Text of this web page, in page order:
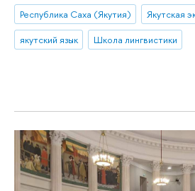
Республика Саха (Якутия)
Якутская
якутский язык
Школа лингвистики